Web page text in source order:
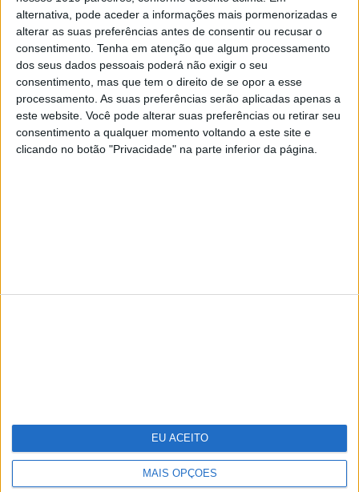
alternativa, pode aceder a informações mais pormenorizadas e
alterar as suas preferências antes de consentir ou recusar o
consentimento. Tenha em atenção que algum processamento
dos seus dados pessoais poderá não exigir o seu
consentimento, mas que tem o direito de se opor a esse
processamento. As suas preferências serão aplicadas apenas a
este website. Você pode alterar suas preferências ou retirar seu
consentimento a qualquer momento voltando a este site e
clicando no botão "Privacidade" na parte inferior da página.
MAIS OPÇÕES
EU ACEITO
Visão Visão Se7e